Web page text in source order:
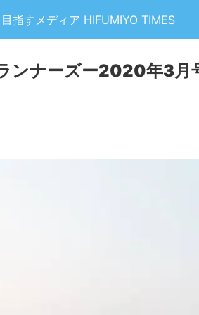
指すメディア HIFUMIYO TIMES
ンナーズー2020年3月